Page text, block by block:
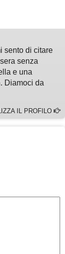
sento di citare
senza
e una
Diamoci da
IL PROFILO